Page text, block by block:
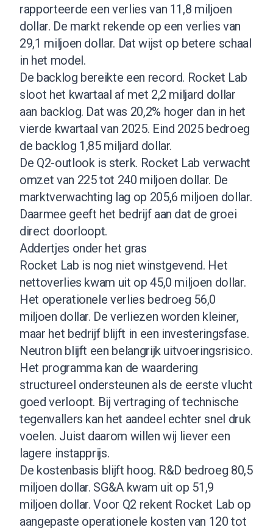
rapporteerde een verlies van 11,8 miljoen
dollar. De markt rekende op een verlies van
29,1 miljoen dollar. Dat wijst op betere schaal
in het model.
De backlog bereikte een record. Rocket Lab
sloot het kwartaal af met 2,2 miljard dollar
aan backlog. Dat was 20,2% hoger dan in het
vierde kwartaal van 2025. Eind 2025 bedroeg
de backlog 1,85 miljard dollar.
De Q2-outlook is sterk. Rocket Lab verwacht
omzet van 225 tot 240 miljoen dollar. De
marktverwachting lag op 205,6 miljoen dollar.
Daarmee geeft het bedrijf aan dat de groei
direct doorloopt.
Addertjes onder het gras
Rocket Lab is nog niet winstgevend. Het
nettoverlies kwam uit op 45,0 miljoen dollar.
Het operationele verlies bedroeg 56,0
miljoen dollar. De verliezen worden kleiner,
maar het bedrijf blijft in een investeringsfase.
Neutron blijft een belangrijk uitvoeringsrisico.
Het programma kan de waardering
structureel ondersteunen als de eerste vlucht
goed verloopt. Bij vertraging of technische
tegenvallers kan het aandeel echter snel druk
voelen. Juist daarom willen wij liever een
lagere instapprijs.
De kostenbasis blijft hoog. R&D bedroeg 80,5
miljoen dollar. SG&A kwam uit op 51,9
miljoen dollar. Voor Q2 rekent Rocket Lab op
aangepaste operationele kosten van 120 tot